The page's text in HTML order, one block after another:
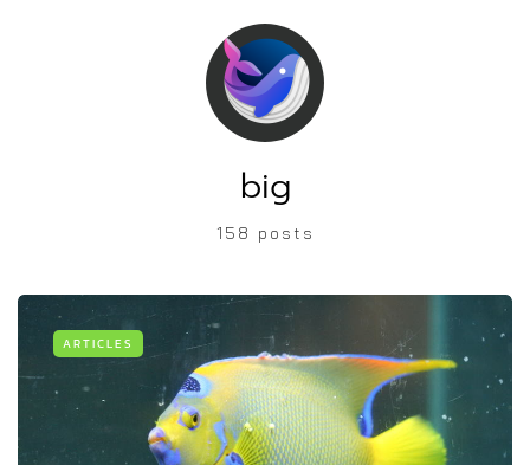
big
158 posts
ARTICLES